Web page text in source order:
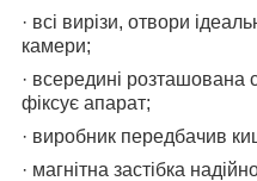
· всі вирізи, отвори
камери;
· всередині розташована
фіксує апарат;
· виробник передбачив
· магнітна застібка